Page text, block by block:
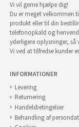
Vi vil gerne hjælpe dig!
Du er meget velkommen
produkt eller til din
telefonopkald og
yderligere oplysninger,
Vi ved at tilfredse kunder
INFORMATIONER
Levering
Returnering
Handelsbetingelser
Behandling af